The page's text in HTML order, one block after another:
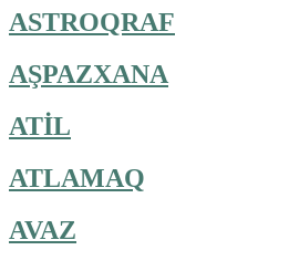
ASTROQRAF
AŞPAZXANA
ATİL
ATLAMAQ
AVAZ